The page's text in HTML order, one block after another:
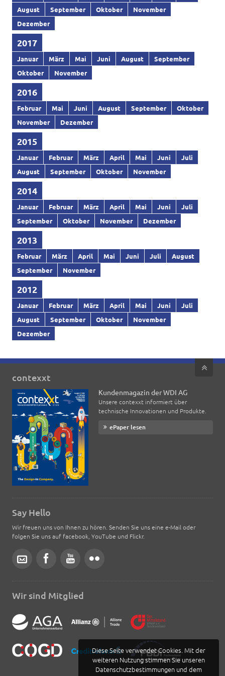
August
September Oktober
November
Dezember
2017
Januar März Mai Juni August
September
Oktober
November
2016
Februar Mai Juni August September
Oktober
November
Dezember
2015
Januar Februar März April Mai Juni
Juli
August
September Oktober November
2014
Januar Februar März April Mai Juni
Juli
September
Oktober November Dezember
2013
Februar März April Mai Juni Juli
August
September
November
2012
Januar Februar März April Mai Juni
Juli
August
September Oktober
November
Dezember
contexxt
Kundenmagazin der WDI AG
Unsere contexxt informiert über
technische Innovationen und Produkte.
ePaper lesen
Say Hello
Wir freuen uns von Ihnen zu hören. Senden Sie uns eine e-Mail oder
folgen Sie uns auf facebook, YouTube und Flickr.
Wir sind Mitglied
Diese Seite verwendet Cookies. Mit der
weiteren Nutzung stimmen Sie unseren
Datenschutzbestimmungen und dem